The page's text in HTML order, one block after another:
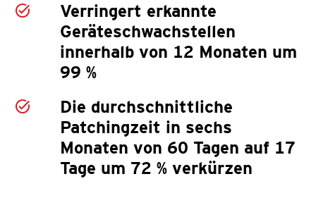
Verringert erkannte
Geräteschwachstellen
innerhalb von 12 Monaten um
99 %
Die durchschnittliche
Patchingzeit in sechs
Monaten von 60 Tagen auf 17
Tage um 72 % verkürzen